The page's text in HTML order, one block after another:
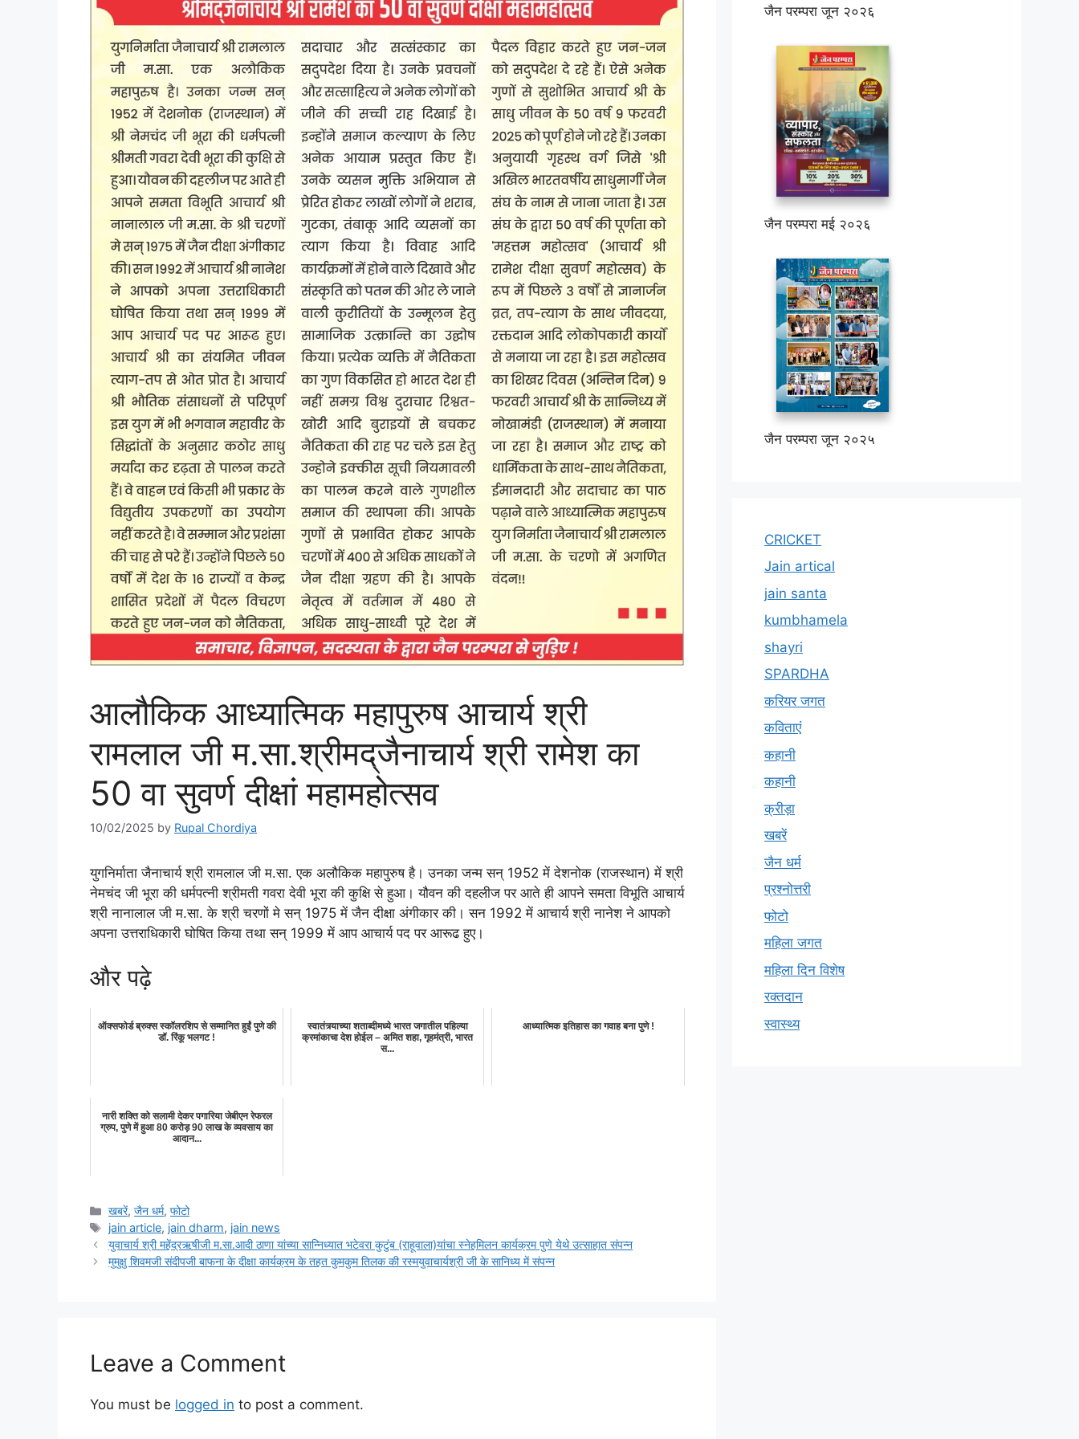
आलौकिक आध्यात्मिक महापुरुष आचार्य श्री
रामलाल जी म.सा.श्रीमद्‌जैनाचार्य श्री रामेश का
50 वा सुवर्ण दीक्षां महामहोत्सव
10/02/2025 by Rupal Chordiya
युगनिर्माता जैनाचार्य श्री रामलाल जी म.सा. एक अलौकिक महापुरुष है। उनका जन्म सन् 1952 में देशनोक (राजस्थान) में श्री
नेमचंद जी भूरा की धर्मपत्नी श्रीमती गवरा देवी भूरा की कुक्षि से हुआ। यौवन की दहलीज पर आते ही आपने समता विभूति आचार्य
श्री नानालाल जी म.सा. के श्री चरणों मे सन् 1975 में जैन दीक्षा अंगीकार की। सन 1992 में आचार्य श्री नानेश ने आपको
अपना उत्तराधिकारी घोषित किया तथा सन् 1999 में आप आचार्य पद पर आरूढ हुए।
और पढ़े
ऑक्सफोर्ड ब्रुक्स स्कॉलरशिप से सम्मानित हुईं पुणे की
डॉ. रिंकू भलगट !
स्वातंत्र्याच्या शताब्दीमध्ये भारत जगातील पहिल्या
क्रमांकाचा देश होईल – अमित शहा, गृहमंत्री, भारत
स...
आध्यात्मिक इतिहास का गवाह बना पुणे !
नारी शक्ति को सलामी देकर पगारिया जेबीएन रेफरल
ग्रुप, पुणे में हुआ 80 करोड़ 90 लाख के व्यवसाय का
आदान...
Categories
खबरें,जैन धर्म,फोटो
Tags
jain article, jain dharm, jain news
युवाचार्य श्री महेंद्रऋषीजी म.सा.आदी ठाणा यांच्या सान्निध्यात भटेवरा कुटुंब (राहूवाला)यांचा स्नेहमिलन कार्यक्रम पुणे येथे उत्साहात संपन्न
मुमुक्षु शिवमजी संदीपजी बाफना के दीक्षा कार्यक्रम के तहत कुमकुम तिलक की रस्मयुवाचार्यश्री जी के सानिध्य में संपन्न
Leave a Comment
You must be logged in to post a comment.
जैन परम्परा जून २०२६
जैन परम्परा मई २०२६
जैन परम्परा जून २०२५
CRICKET
Jain artical
jain santa
kumbhamela
shayri
SPARDHA
करियर जगत
कविताएं
कहानी
कहानी
क्रीड़ा
खबरें
जैन धर्म
प्रश्नोत्तरी
फोटो
महिला जगत
महिला दिन विशेष
रक्तदान
स्वास्थ्य